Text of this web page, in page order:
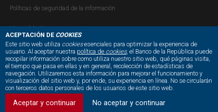
ACEPTACIÓN DE COOKIES
Este sitio web utiliza cookiesesenciales para optimizar la experiencia de
usuario. Al aceptar nuestra política de cookies, el Banco de la República puede
recopilar información sobre como utiliza nuestro sitio web, qué páginas visita,
el tiempo que pasa en ellas y en general, recolección de estadísticas de
navegación. Utilizaremos esta información para mejorar el funcionamiento y
visualización del sitio web y, por ende, su experiencia en línea. No se circularán
con terceros datos personales de los usuarios de este sitio web.
Aceptar y continuar No aceptar y continuar
Políticas de seguridad de la información
Mapa del sitio
NUESTRAS REDES SOCIALES: